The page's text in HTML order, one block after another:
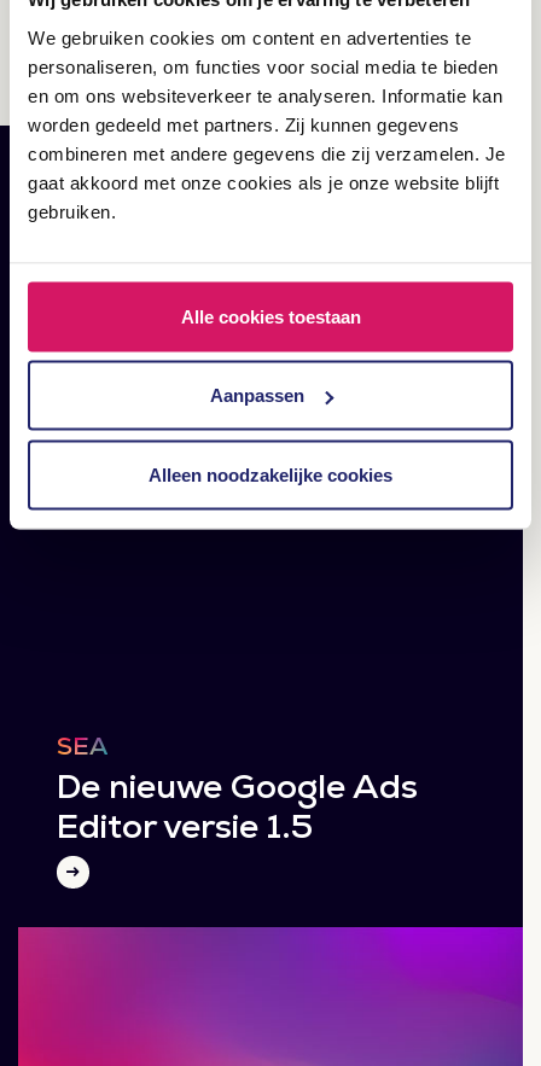
We gebruiken cookies om content en advertenties te
personaliseren, om functies voor social media te bieden
en om ons websiteverkeer te analyseren. Informatie kan
worden gedeeld met partners. Zij kunnen gegevens
combineren met andere gegevens die zij verzamelen. Je
gaat akkoord met onze cookies als je onze website blijft
gebruiken.
Alle cookies toestaan
Aanpassen
Alleen noodzakelijke cookies
Neem contact op!
RELATED
portie digital marketing;
blogs, cases en artikelen.
SEA
De nieuwe Google Ads
Editor versie 1.5